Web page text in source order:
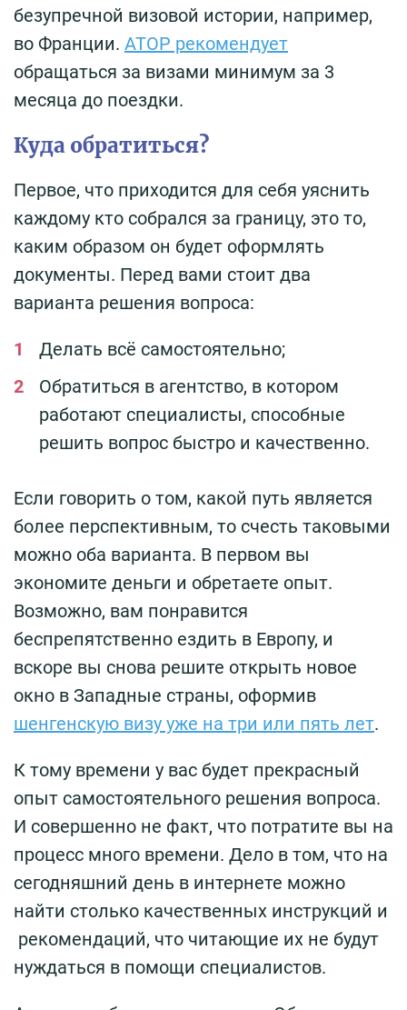
безупречной визовой истории, например,
во Франции. АТОР рекомендует
обращаться за визами минимум за 3
месяца до поездки.
Куда обратиться?
Первое, что приходится для себя уяснить
каждому кто собрался за границу, это то,
каким образом он будет оформлять
документы. Перед вами стоит два
варианта решения вопроса:
Делать всё самостоятельно;
Обратиться в агентство, в котором
работают специалисты, способные
решить вопрос быстро и качественно.
Если говорить о том, какой путь является
более перспективным, то счесть таковыми
можно оба варианта. В первом вы
экономите деньги и обретаете опыт.
Возможно, вам понравится
беспрепятственно ездить в Европу, и
вскоре вы снова решите открыть новое
окно в Западные страны, оформив
шенгенскую визу уже на три или пять лет.
К тому времени у вас будет прекрасный
опыт самостоятельного решения вопроса.
И совершенно не факт, что потратите вы на
процесс много времени. Дело в том, что на
сегодняшний день в интернете можно
найти столько качественных инструкций и
рекомендаций, что читающие их не будут
нуждаться в помощи специалистов.